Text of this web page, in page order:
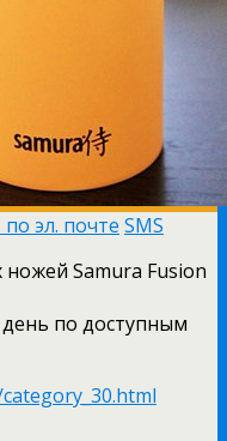
эл. почте SMS
Samura Fusion
по доступным